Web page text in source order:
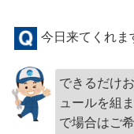
今日来てくれま
できるだけ
ュールを組
で場合はご